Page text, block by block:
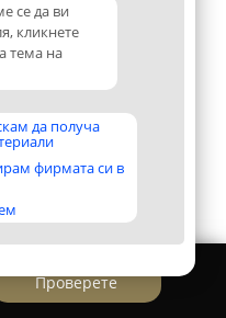
се да ви
кликнете
тема на
да получа
фирмата си в
Проверете